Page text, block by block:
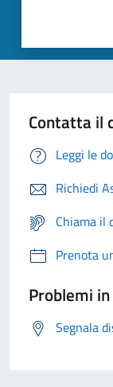
Contatta il
Leggi le
Richiedi
Chiama il
Prenota
Problemi
Segnala